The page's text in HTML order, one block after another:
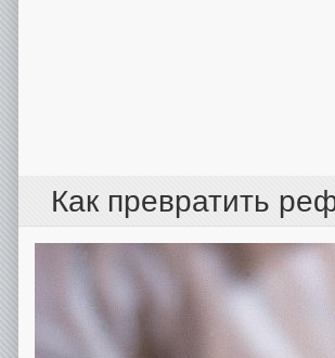
Как превратить